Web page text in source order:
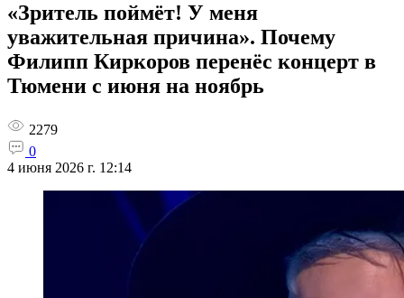
«Зритель поймёт! У меня
уважительная причина». Почему
Филипп Киркоров перенёс концерт в
Тюмени с июня на ноябрь
2279
0
4 июня 2026 г. 12:14